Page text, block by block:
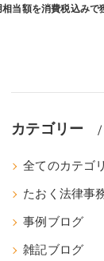
当額を消費税込み
カテゴリー
全てのカテゴ
たおく法律事
事例ブログ
雑記ブログ